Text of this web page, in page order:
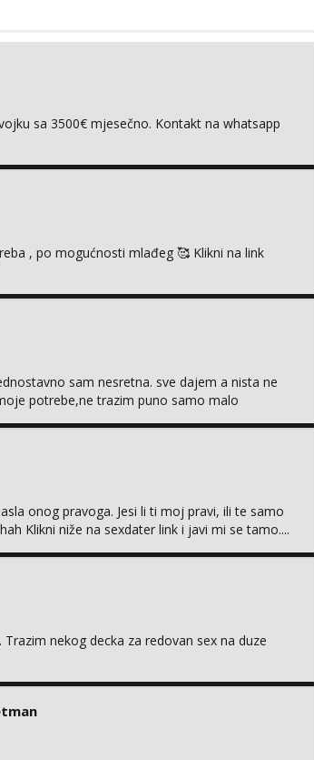
sa 3500€ mjesečno. Kontakt na whatsapp
, po mogućnosti mlađeg 🥰 Klikni na link
sam nesretna. sve dajem a nista ne
potrebe,ne trazim puno samo malo
onog pravoga. Jesi li ti moj pravi, ili te samo
Klikni niže na sexdater link i javi mi se tamo....
nekog decka za redovan sex na duze